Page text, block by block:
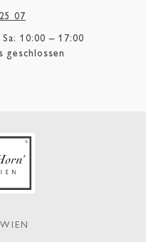
07
10:00 – 17:00
geschlossen